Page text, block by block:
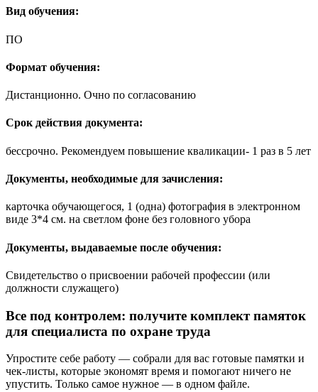
Вид обучения:
ПО
Формат обучения:
Дистанционно. Очно по согласованию
Срок действия документа:
бессрочно. Рекомендуем повышение кваликации- 1 раз в 5 лет
Документы, необходимые для зачисления:
карточка обучающегося, 1 (одна) фотография в электронном
виде 3*4 см. на светлом фоне без головного убора
Документы, выдаваемые после обучения:
Свидетельство о присвоении рабочей профессии (или
должности служащего)
Все под контролем: получите комплект памяток
для специалиста по охране труда
Упростите себе работу — собрали для вас готовые памятки и
чек-листы, которые экономят время и помогают ничего не
упустить. Только самое нужное — в одном файле.